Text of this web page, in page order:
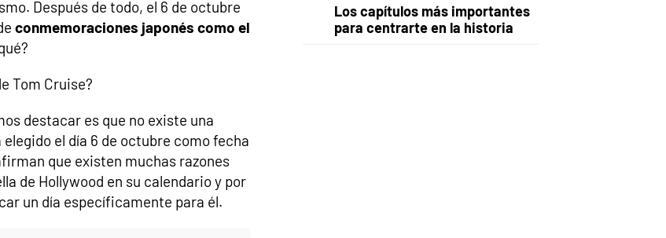
Después de todo, el 6 de octubre
conmemoraciones japonés como el
Tom Cruise?
destacar es que no existe una
el día 6 de octubre como fecha
que existen muchas razones
de Hollywood en su calendario y por
un día específicamente para él.
Los capítulos más importantes
para centrarte en la historia